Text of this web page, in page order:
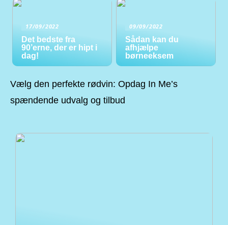
17/09/2022
Det bedste fra
90’erne, der er hipt i
dag!
09/09/2022
Sådan kan du
afhjælpe
børneeksem
Vælg den perfekte rødvin: Opdag In Me’s
spændende udvalg og tilbud